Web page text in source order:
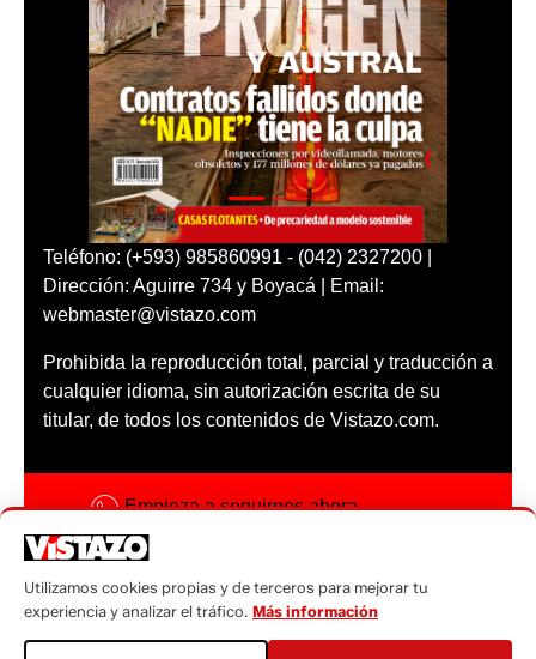
Teléfono: (+593) 985860991 - (042) 2327200 |
Dirección: Aguirre 734 y Boyacá | Email:
webmaster@vistazo.com
Prohibida la reproducción total, parcial y traducción a
cualquier idioma, sin autorización escrita de su
titular, de todos los contenidos de Vistazo.com.
Empieza a seguirnos ahora
Código ética
Sugerencias a:
Utilizamos cookies propias y de terceros para mejorar tu
experiencia y analizar el tráfico. Más información